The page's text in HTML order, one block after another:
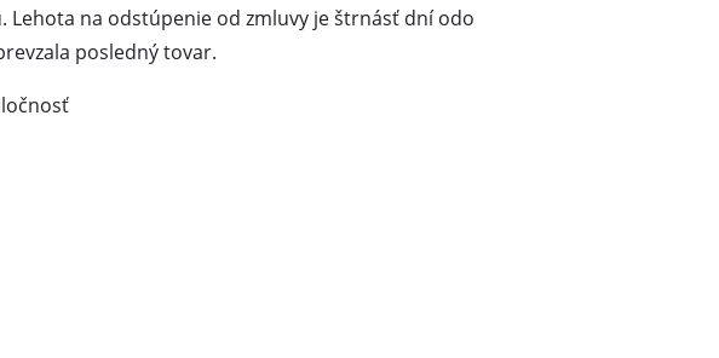
na odstúpenie od zmluvy je štrnásť dní odo
posledný tovar.